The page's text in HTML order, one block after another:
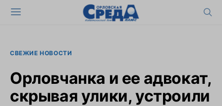
СВЕЖИЕ НОВОСТИ
Орловчанка и ее адвокат,
скрывая улики, устроили